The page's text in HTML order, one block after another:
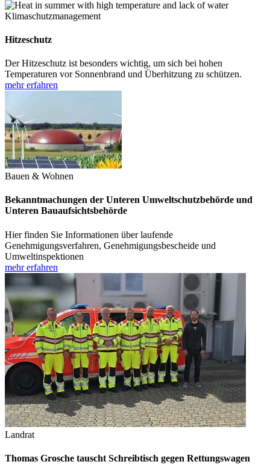
Klimaschutzmanagement
Hitzeschutz
Der Hitzeschutz ist besonders wichtig, um sich bei hohen
Temperaturen vor Sonnenbrand und Überhitzung zu schützen.
mehr erfahren
Bauen & Wohnen
Bekanntmachungen der Unteren Umweltschutzbehörde und
Unteren Bauaufsichtsbehörde
Hier finden Sie Informationen über laufende
Genehmigungsverfahren, Genehmigungsbescheide und
Umweltinspektionen
mehr erfahren
Landrat
Thomas Grosche tauscht Schreibtisch gegen Rettungswagen